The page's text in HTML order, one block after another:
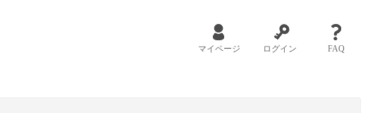
マイページ ログイン FAQ